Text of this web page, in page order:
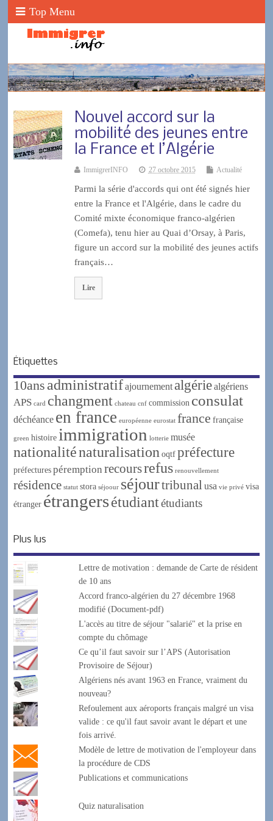
Top Menu
Nouvel accord sur la
mobilité des jeunes entre
la France et l’Algérie
ImmigrerINFO 27 octobre 2015 Actualité
Parmi la série d'accords qui ont été signés hier
entre la France et l'Algérie, dans le cadre du
Comité mixte économique franco-algérien
(Comefa), tenu hier au Quai d’Orsay, à Paris,
figure un accord sur la mobilité des jeunes actifs
français…
Lire
Étiquettes
10ans administratifajournement algériealgériens
APS card changment chateau cnf commission consulat
déchéance en france européenne eurostat france française
green histoire immigration lotterie musée
nationaliténaturalisation oqtf préfecture
préfectures péremption recoursrefus renouvellement
résidence statut stora séjoour séjourtribunal usa vie privé visa
étranger étrangersétudiantétudiants
Plus lus
Lettre de motivation : demande de Carte de résident
de 10 ans
Accord franco-algérien du 27 décembre 1968
modifié (Document-pdf)
L'accès au titre de séjour "salarié" et la prise en
compte du chômage
Ce qu’il faut savoir sur l’APS (Autorisation
Provisoire de Séjour)
Algériens nés avant 1963 en France, vraiment du
nouveau?
Refoulement aux aéroports français malgré un visa
valide : ce qu'il faut savoir avant le départ et une
fois arrivé.
Modèle de lettre de motivation de l'employeur dans
la procédure de CDS
Publications et communications
Quiz naturalisation